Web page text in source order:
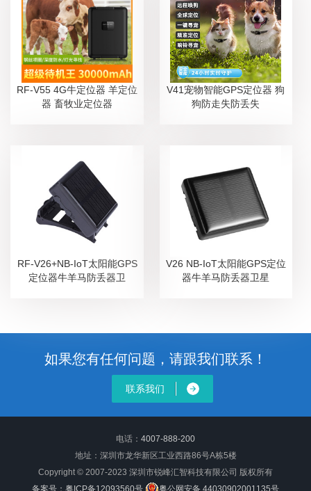
RF-V55 4G牛定位器 羊定位
器 畜牧业定位器
V41宠物智能GPS定位器 狗
狗防走失防丢失
RF-V26+NB-IoT太阳能GPS
定位器牛羊马防丢器卫
V26 NB-IoT太阳能GPS定位
器牛羊马防丢器卫星
如果您有任何问题，请跟我们联系！
联系我们
电话： 4007-888-200
地址：深圳市龙华新区工业西路86号A栋5楼
Copyright © 2007-2023 深圳市锐峰汇智科技有限公司 版权所有